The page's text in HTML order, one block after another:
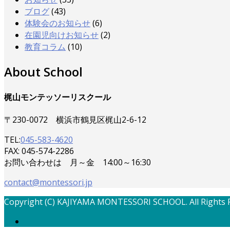
ブログ(43)
体験会のお知らせ(6)
在園児向けお知らせ(2)
教育コラム (10)
About School
梶山モンテッソーリスクール
〒230-0072 横浜市鶴見区梶山2-6-12
TEL:045-583-4620
FAX: 045-574-2286
お問い合わせは 月～金 14:00～16:30
contact@montessori.jp
Copyright (C) KAJIYAMA MONTESSORI SCHOOL. All Rights